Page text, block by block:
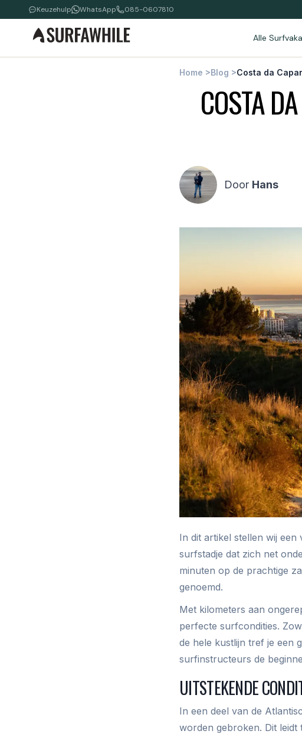
Keuzehulp WhatsApp 085-0607810
Alle
Home >Blog >Costa da
COSTA
Door Hans
In dit artikel stellen wij een
surfstadje dat zich net
minuten op de prachtige
genoemd.
Met kilometers aan
perfecte surfcondities.
de hele kustlijn tref je een
surfinstructeurs de
UITSTEKENDE
In een deel van de
worden gebroken. Dit leidt